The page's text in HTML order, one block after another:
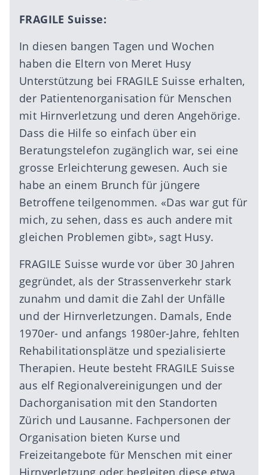
FRAGILE Suisse:
In diesen bangen Tagen und Wochen
haben die Eltern von Meret Husy
Unterstützung bei FRAGILE Suisse erhalten,
der Patientenorganisation für Menschen
mit Hirnverletzung und deren Angehörige.
Dass die Hilfe so einfach über ein
Beratungstelefon zugänglich war, sei eine
grosse Erleichterung gewesen. Auch sie
habe an einem Brunch für jüngere
Betroffene teilgenommen. «Das war gut für
mich, zu sehen, dass es auch andere mit
gleichen Problemen gibt», sagt Husy.
FRAGILE Suisse wurde vor über 30 Jahren
gegründet, als der Strassenverkehr stark
zunahm und damit die Zahl der Unfälle
und der Hirnverletzungen. Damals, Ende
1970er- und anfangs 1980er-Jahre, fehlten
Rehabilitationsplätze und spezialisierte
Therapien. Heute besteht FRAGILE Suisse
aus elf Regionalvereinigungen und der
Dachorganisation mit den Standorten
Zürich und Lausanne. Fachpersonen der
Organisation bieten Kurse und
Freizeitangebote für Menschen mit einer
Hirnverletzung oder begleiten diese etwa,